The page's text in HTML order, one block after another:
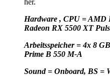
her.
Hardware , CPU = AMD
Radeon RX 5500 XT
Arbeitsspeicher = 4x 8
Prime B 550 M-A
Sound = Onboard, BS =